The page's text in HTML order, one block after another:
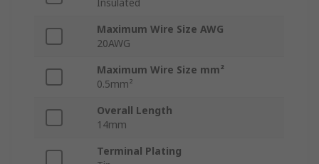
Insulated
Maximum Wire Size AWG
20AWG
Maximum Wire Size mm²
0.5mm²
Overall Length
14mm
Terminal Plating